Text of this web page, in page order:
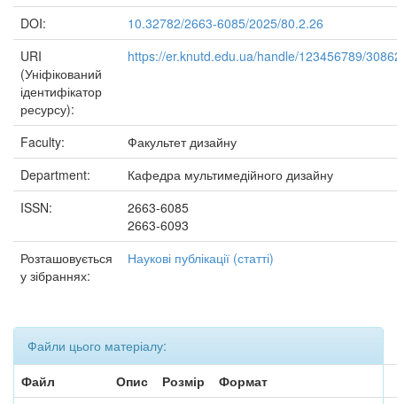
DOI:
10.32782/2663-6085/2025/80.2.26
URI
(Уніфікований
ідентифікатор
ресурсу):
https://er.knutd.edu.ua/handle/123456789/
Faculty:
Факультет дизайну
Department:
Кафедра мультимедійного дизайну
ISSN:
2663-6085
2663-6093
Розташовується
у зібраннях:
Наукові публікації (статті)
Файли цього матеріалу:
Файл
Опис Розмір
Формат